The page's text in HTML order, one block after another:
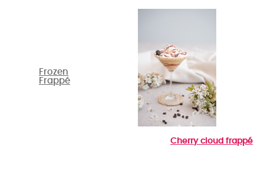
Frozen
Frappé
Cherry cloud frappé